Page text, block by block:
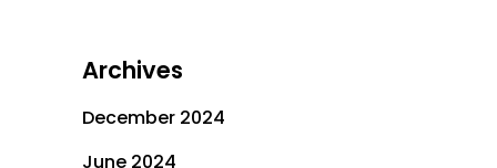
Archives
December 2024
June 2024